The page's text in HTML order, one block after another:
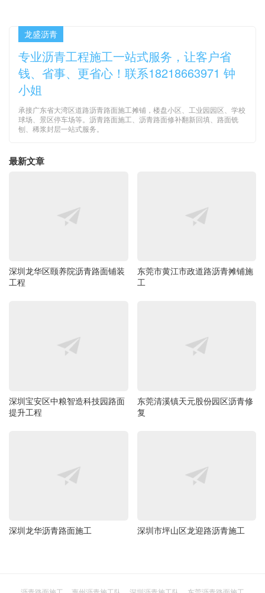
龙盛沥青
专业沥青工程施工一站式服务，让客户省
钱、省事、更省心！联系18218663971 钟
小姐
承接广东省大湾区道路沥青路面施工摊铺，楼盘小区、工业园园区、学校
球场、景区停车场等。沥青路面施工、沥青路面修补翻新回填、路面铣
刨、稀浆封层一站式服务。
最新文章
深圳龙华区颐养院沥青路面铺装
工程
东莞市黄江市政道路沥青摊铺施
工
深圳宝安区中粮智造科技园路面
提升工程
东莞清溪镇天元股份园区沥青修
复
深圳龙华沥青路面施工 深圳市坪山区龙迎路沥青施工